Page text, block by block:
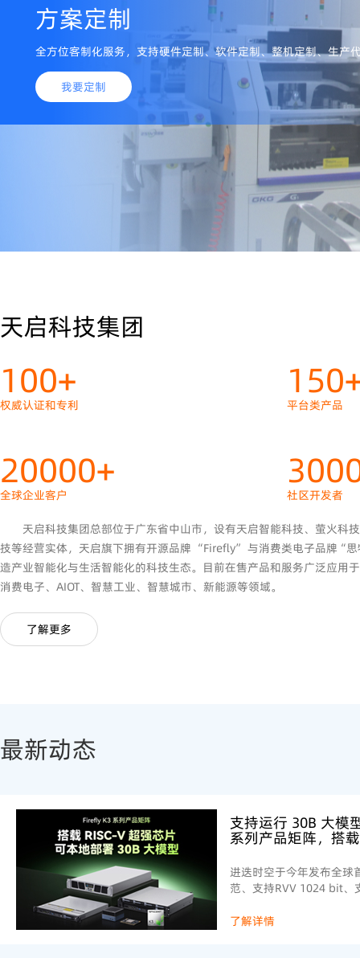
方案定制
全方位客制化服务，支持硬件定制、软件定制、整机定制、生产
我要定制
天启科技集团
100+
权威认证和专利
20000+
全球企业客户
平台类产品
社区开发者
天启科技集团总部位于广东省中山市，设有天启智能科技、萤火科
技等经营实体，天启旗下拥有开源品牌 “Firefly” 与消费类电子品牌“
造产业智能化与生活智能化的科技生态。目前在售产品和服务广泛应用
消费电子、AIOT、智慧工业、智慧城市、新能源等领域。
了解更多
最新动态
支持运行 30B 大模
系列产品矩阵，搭
进迭时空于今年发布全球
范、支持RVV 1024 bit、
SpacemiT Key Stone K3
了解详情